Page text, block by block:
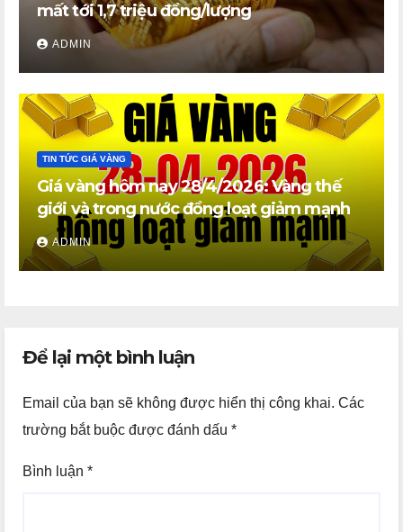
mất tới 1,7 triệu đồng/lượng
ADMIN
TIN TỨC GIÁ VÀNG
Giá vàng hôm nay 28/4/2026: Vàng thế
giới và trong nước đồng loạt giảm mạnh
ADMIN
Để lại một bình luận
Email của bạn sẽ không được hiển thị công khai. Các
trường bắt buộc được đánh dấu *
Bình luận *